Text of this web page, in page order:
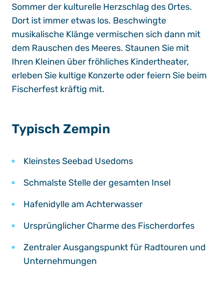
Sommer der kulturelle Herzschlag des Ortes.
Dort ist immer etwas los. Beschwingte
musikalische Klänge vermischen sich dann mit
dem Rauschen des Meeres. Staunen Sie mit
Ihren Kleinen über fröhliches Kindertheater,
erleben Sie kultige Konzerte oder feiern Sie beim
Fischerfest kräftig mit.
Typisch Zempin
Kleinstes Seebad Usedoms
Schmalste Stelle der gesamten Insel
Hafenidylle am Achterwasser
Ursprünglicher Charme des Fischerdorfes
Zentraler Ausgangspunkt für Radtouren und
Unternehmungen